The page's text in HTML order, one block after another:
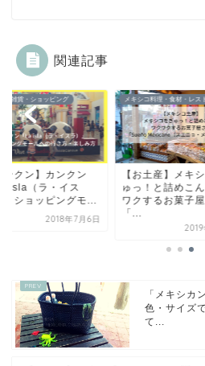
関連記事
・雑貨・ショッピング
ンクン】カンクン
isla（ラ・イス
」ショッピングモ...
2018年7月6日
メキシコ料理・食材・レス
【お土産】メキ
ゅっ！と詰めこ
ワクするお菓子
「...
2019
「メキシカ
色・サイズ
て...